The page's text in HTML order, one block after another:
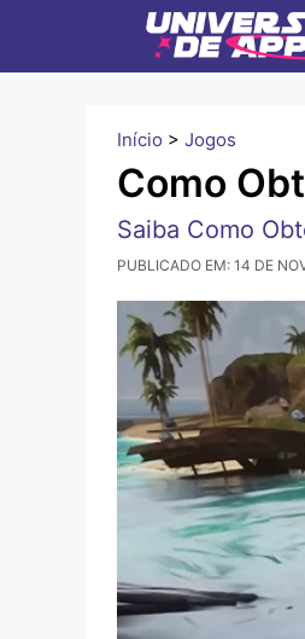
Início > Jogos
Como
Saiba Como
PUBLICADO EM: 14 DE